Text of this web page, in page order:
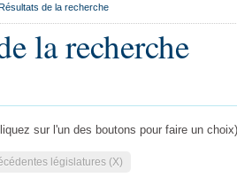
de la recherche
la recherche
sur l'un des boutons pour faire un choix)
législatures (X)